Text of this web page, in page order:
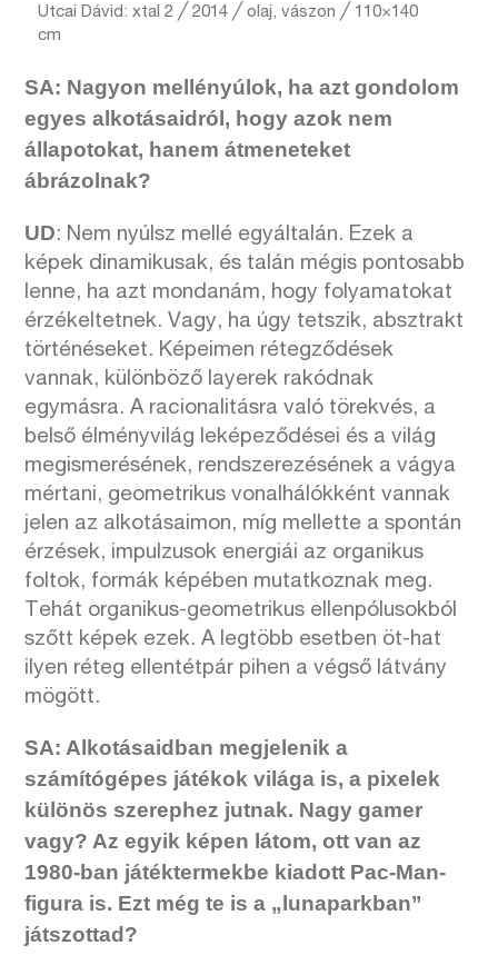
Utcai Dávid: xtal 2 ╱ 2014 ╱ olaj, vászon ╱ 110×140
cm
SA: Nagyon mellényúlok, ha azt gondolom
egyes alkotásaidról, hogy azok nem
állapotokat, hanem átmeneteket
ábrázolnak?
UD: Nem nyúlsz mellé egyáltalán. Ezek a
képek dinamikusak, és talán mégis pontosabb
lenne, ha azt mondanám, hogy folyamatokat
érzékeltetnek. Vagy, ha úgy tetszik, absztrakt
történéseket. Képeimen rétegződések
vannak, különböző layerek rakódnak
egymásra. A racionalitásra való törekvés, a
belső élményvilág leképeződései és a világ
megismerésének, rendszerezésének a vágya
mértani, geometrikus vonalhálókként vannak
jelen az alkotásaimon, míg mellette a spontán
érzések, impulzusok energiái az organikus
foltok, formák képében mutatkoznak meg.
Tehát organikus-geometrikus ellenpólusokból
szőtt képek ezek. A legtöbb esetben öt-hat
ilyen réteg ellentétpár pihen a végső látvány
mögött.
SA: Alkotásaidban megjelenik a
számítógépes játékok világa is, a pixelek
különös szerephez jutnak. Nagy gamer
vagy? Az egyik képen látom, ott van az
1980-ban játéktermekbe kiadott Pac-Man-
figura is. Ezt még te is a „lunaparkban”
játszottad?